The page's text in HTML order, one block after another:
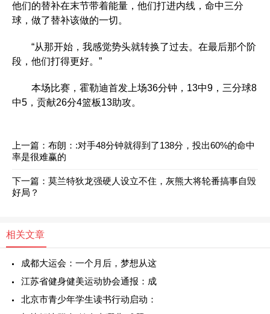
他们的替补在末节带着能量，他们打进内线，命中三分
球，做了替补该做的一切。
“从那开始，我感觉势头就转换了过去。在最后那个阶
段，他们打得更好。”
本场比赛，霍勒迪首发上场36分钟，13中9，三分球8
中5，贡献26分4篮板13助攻。
上一篇： 布朗：:对手48分钟就得到了138分，投出60%的命中
率是很难赢的
下一篇： 莫兰特狄龙强硬人设立不住，灰熊大将轮番搞事自毁
好局？
相关文章
成都大运会：一个月后，梦想从这
江苏省健身健美运动协会通报：成
北京市青少年学生读书行动启动：